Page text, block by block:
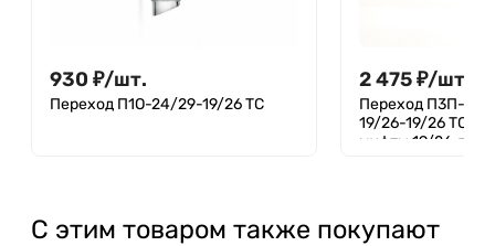
930 ₽/шт.
Переход П1О-24/29-19/26 ТС
2 475₽/шт.
Переход П3П-29/
19/26-19/26 ТС
муфты 19/26,
С этим товаром также покупают